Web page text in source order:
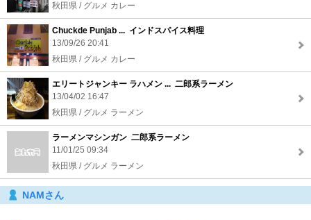
秋田県 / グルメ カレー
Chuckde Punjab ... インドスパイス料理
13/09/26 20:41
秋田県 / グルメ カレー
エリートジャンキー ラハメン ... 二郎系ラーメン
13/04/02 16:47
秋田県 / グルメ ラーメン
ラーメンマシンガン 二郎系ラーメン
11/01/25 09:34
秋田県 / グルメ ラーメン
NAMさん